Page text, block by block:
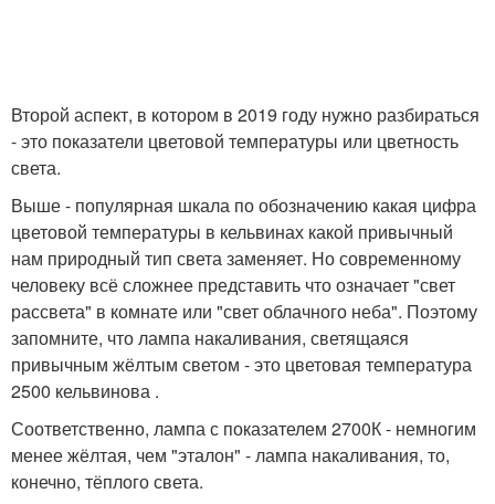
Второй аспект, в котором в 2019 году нужно разбираться
- это показатели цветовой температуры или цветность
света.
Выше - популярная шкала по обозначению какая цифра
цветовой температуры в кельвинах какой привычный
нам природный тип света заменяет. Но современному
человеку всё сложнее представить что означает "свет
рассвета" в комнате или "свет облачного неба". Поэтому
запомните, что лампа накаливания, светящаяся
привычным жёлтым светом - это цветовая температура
2500 кельвинова .
Соответственно, лампа с показателем 2700К - немногим
менее жёлтая, чем "эталон" - лампа накаливания, то,
конечно, тёплого света.